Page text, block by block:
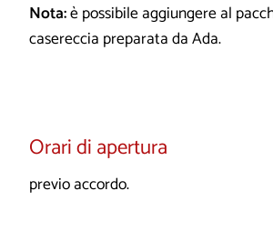
Nota:è possibile aggiungere al
casereccia preparata da Ada.
Orari di apertura
previo accordo.